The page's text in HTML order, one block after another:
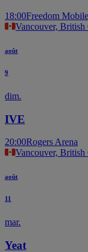
18:00Freedom
Vancouver, British
août
9
dim.
IVE
20:00Rogers Arena
Vancouver, British
août
11
mar.
Yeat